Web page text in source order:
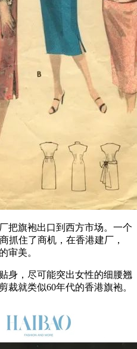
旗袍出口到西方市场。一个
抓住了商机，在香港建厂，
审美。
，尽可能突出女性的细腰翘
裁就类似60年代的香港旗袍。